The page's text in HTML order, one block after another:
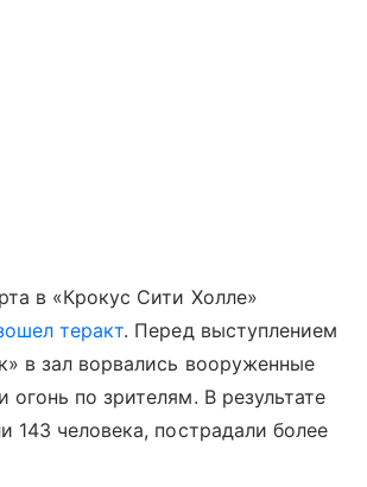
в «Крокус Сити Холле»
теракт. Перед выступлением
в зал ворвались вооруженные
по зрителям. В результате
143 человека, пострадали более